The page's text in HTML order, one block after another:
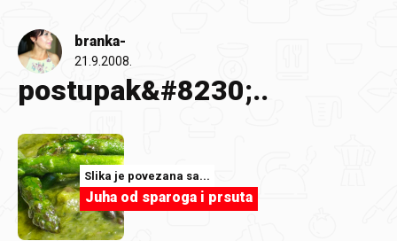
branka-
21.9.2008.
postupak&#8230;..
Slika je povezana sa...
Juha od sparoga i prsuta